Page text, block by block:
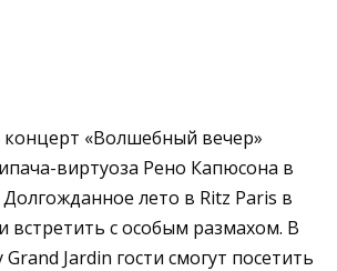
концерт «Волшебный вечер»
виртуоза Рено Капюсона в
Долгожданное лето в Ritz Paris в
встретить с особым размахом. В
Jardin гости смогут посетить